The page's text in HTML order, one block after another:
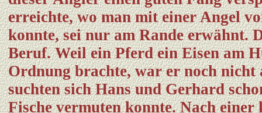
erreichte, wo man mit einer Angel
konnte, sei nur am Rande erwähnt.
Beruf. Weil ein Pferd ein Eisen am
Ordnung brachte, war er noch nicht
suchten sich Hans und Gerhard
Fische vermuten konnte. Nach